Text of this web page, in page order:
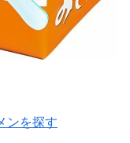
ンを探す